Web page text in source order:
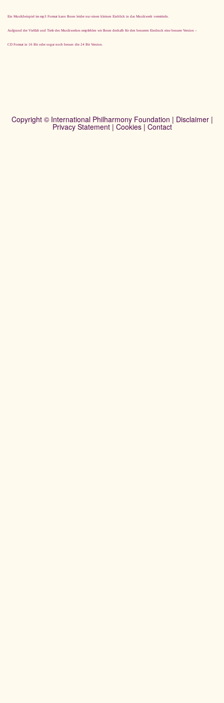
Ein Musikbeispiel im mp3 Format kann Ihnen leider nur einen kleinen Einblick in das Musikwerk vermitteln.
Aufgrund der Vielfalt und Tiefe des Musikwerkes empfehlen wir Ihnen deshalb für den besseren Eindruck eine bessere Version –
CD Format in 16 Bit oder sogar noch besser: die 24 Bit Version.
Copyright © International Philharmony Foundation | Disclaimer|
Privacy Statement| Cookies| Contact